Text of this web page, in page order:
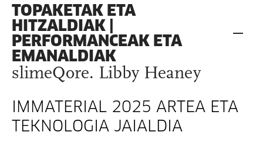
TOPAKETAK ETA
HITZALDIAK |
PERFORMANCEAK ETA
EMANALDIAK
slimeQore. Libby Heaney
IMMATERIAL 2025 ARTEA ETA
TEKNOLOGIA JAIALDIA